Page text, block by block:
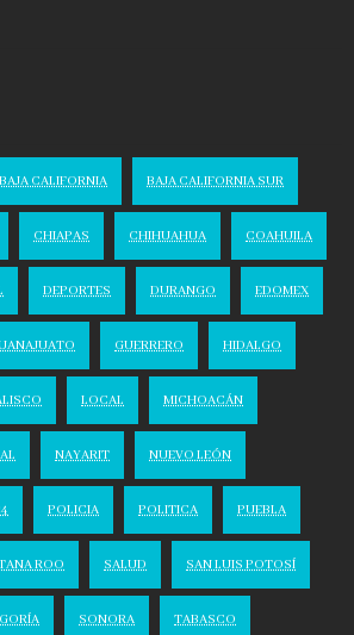
BAJA CALIFORNIA BAJA CALIFORNIA SUR
CHIAPAS CHIHUAHUA COAHUILA
DEPORTES DURANGO EDOMEX
GUERRERO HIDALGO
LOCAL MICHOACÁN
NAYARIT NUEVO LEÓN
POLICIA POLITICA PUEBLA
ROO SALUD SAN LUIS POTOSÍ
SONORA TABASCO